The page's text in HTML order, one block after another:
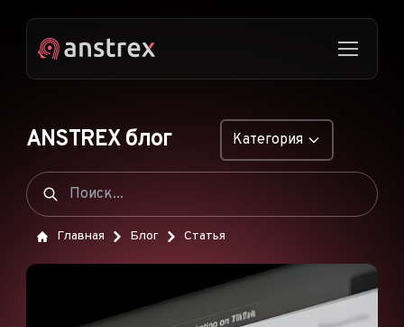
ANSTREX блог Категория
НАТИВНАЯ РЕКЛАМА
ПОП-ОБЪЯВЛЕНИЯ
PUSH-ОБЪЯВЛЕНИЯ
Главная Блог Статья